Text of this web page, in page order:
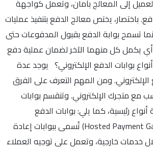
إلى المعالج بأمان، وتعمل كواجهة
باختصار، يختص معالج الدفع بتنفيذ عمليات
تسمح بوابة الدفع بقبول المدفوعات حتى
يكمل كل منهما الآخر لضمان عملية دفع
بوابات الدفع الإلكتروني؟ يوجد عدة
الإلكتروني. ومن المهم التعرف على الفرق
مع متجرك الإلكتروني. وتنقسم بوابات
رئيسية، كما يلي: بوابات الدفع
المُستضافة (Hosted Payment Gateways) تُسمى ببوابات إعادة
خدمات خارجية، وتعمل على توجيه العملاء